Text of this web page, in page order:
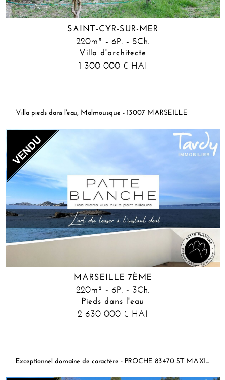
SAINT-CYR-SUR-MER
220m² - 6P. - 5Ch.
Villa d'architecte
1 300 000 € HAI
Villa pieds dans l'eau, Malmousque - 13007 MARSEILLE
MARSEILLE 7ÈME
220m² - 6P. - 3Ch.
Pieds dans l'eau
2 630 000€ HAI
Exceptionnel domaine de caractère - PROCHE 83470 ST MAXIMIN